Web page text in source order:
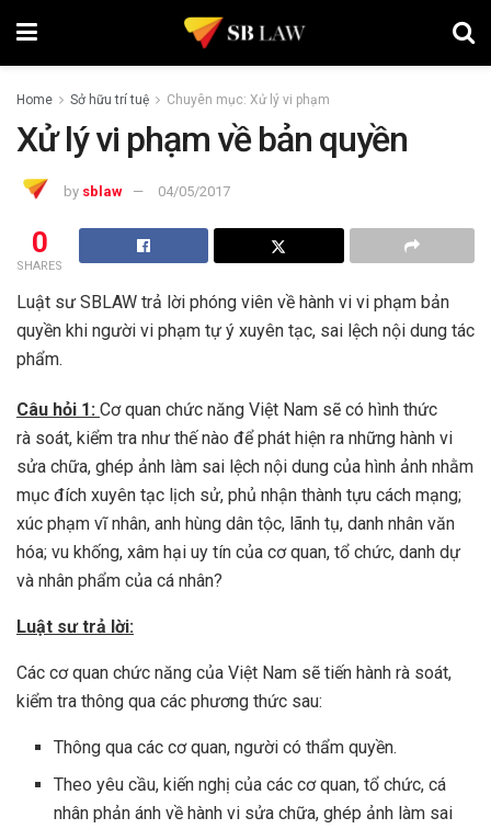
Home Sở hữu trí tuệ Chuyên mục: Xử lý vi phạm
Xử lý vi phạm về bản quyền
by sblaw 04/05/2017
0
SHARES
Luật sư SBLAW trả lời phóng viên về hành vi vi phạm bản
quyền khi người vi phạm tự ý xuyên tạc, sai lệch nội dung tác
phẩm.
Câu hỏi 1: Cơ quan chức năng Việt Nam sẽ có hình thức
rà soát, kiểm tra như thế nào để phát hiện ra những hành vi
sửa chữa, ghép ảnh làm sai lệch nội dung của hình ảnh nhằm
mục đích xuyên tạc lịch sử, phủ nhận thành tựu cách mạng;
xúc phạm vĩ nhân, anh hùng dân tộc, lãnh tụ, danh nhân văn
hóa; vu khống, xâm hại uy tín của cơ quan, tổ chức, danh dự
và nhân phẩm của cá nhân?
Luật sư trả lời:
Các cơ quan chức năng của Việt Nam sẽ tiến hành rà soát,
kiểm tra thông qua các phương thức sau:
Thông qua các cơ quan, người có thẩm quyền.
Theo yêu cầu, kiến nghị của các cơ quan, tổ chức, cá
nhân phản ánh về hành vi sửa chữa, ghép ảnh làm sai